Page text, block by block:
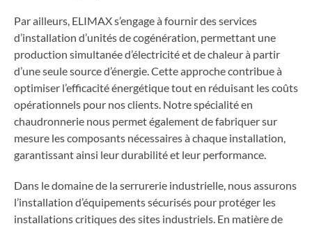
Par ailleurs, ELIMAX s’engage à fournir des services
d’installation d’unités de cogénération, permettant une
production simultanée d’électricité et de chaleur à partir
d’une seule source d’énergie. Cette approche contribue à
optimiser l’efficacité énergétique tout en réduisant les coûts
opérationnels pour nos clients. Notre spécialité en
chaudronnerie nous permet également de fabriquer sur
mesure les composants nécessaires à chaque installation,
garantissant ainsi leur durabilité et leur performance.
Dans le domaine de la serrurerie industrielle, nous assurons
l’installation d’équipements sécurisés pour protéger les
installations critiques des sites industriels. En matière de